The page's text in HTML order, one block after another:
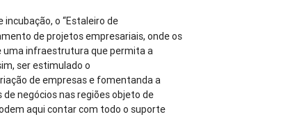
o “Estaleiro de
de projetos empresariais, onde os
uma infraestrutura que permita a
ser estimulado o
de empresas e fomentanda a
negócios nas regiões objeto de
aqui contar com todo o suporte